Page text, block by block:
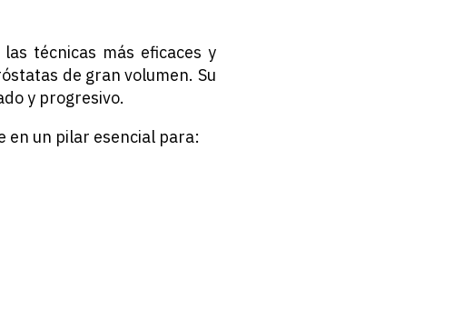
técnicas más eficaces y
de gran volumen. Su
y progresivo.
en un pilar esencial para: